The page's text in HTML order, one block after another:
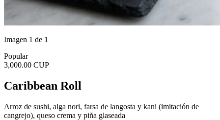
Imagen 1 de 1
Popular
3,000.00 CUP
Caribbean Roll
Arroz de sushi, alga nori, farsa de langosta y kani (imitación de
cangrejo), queso crema y piña glaseada